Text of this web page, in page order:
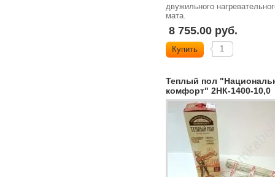
двужильного
мата.
8 755.00 руб.
Купить
Теплый пол
комфорт" 2НК-1400-10,0